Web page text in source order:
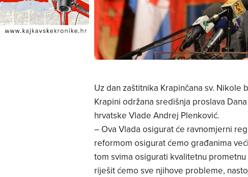
Uz dan zaštitnika Krapinčana sv.
Krapini održana središnja proslava
hrvatske Vlade Andrej Plenković.
– Ova Vlada osigurat će ravnomjerni
reformom osigurat ćemo građanima
tom svima osigurati kvalitetnu
riješit ćemo sve njihove probleme,